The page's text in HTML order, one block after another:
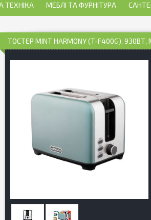
ТЕХНІКА МЕБЛІ ТА ФУРНІТУРА
ТОСТЕР MINT HARMONY (T-F400G),